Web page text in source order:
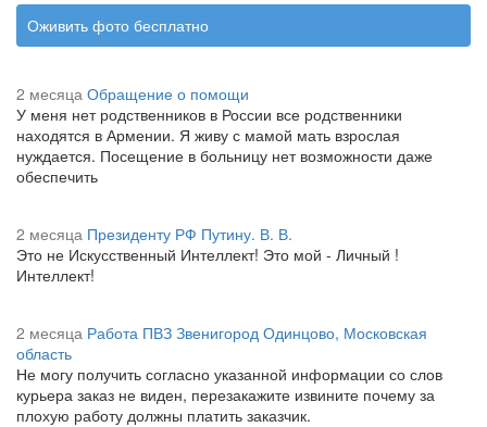
Оживить фото бесплатно
2 месяца Обращение о помощи
У меня нет родственников в России все родственники
находятся в Армении. Я живу с мамой мать взрослая
нуждается. Посещение в больницу нет возможности даже
обеспечить
2 месяца Президенту РФ Путину. В. В.
Это не Искусственный Интеллект! Это мой - Личный !
Интеллект!
2 месяца Работа ПВЗ Звенигород Одинцово, Московская
область
Не могу получить согласно указанной информации со слов
курьера заказ не виден, перезакажите извините почему за
плохую работу должны платить заказчик.